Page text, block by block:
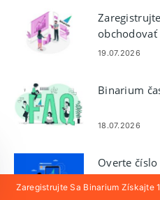
pomocou
19.07.2026
Binarium
18.07.2026
Overte
Zaregistrujte Sa Binarium Získajte